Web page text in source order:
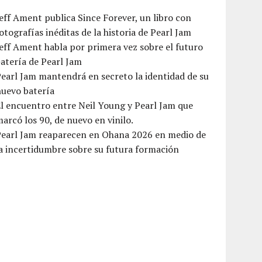
Ament publica Since Forever, un libro con
inéditas de la historia de Pearl Jam
Ament habla por primera vez sobre el futuro
de Pearl Jam
Jam mantendrá en secreto la identidad de su
batería
encuentro entre Neil Young y Pearl Jam que
los 90, de nuevo en vinilo.
Jam reaparecen en Ohana 2026 en medio de
incertidumbre sobre su futura formación